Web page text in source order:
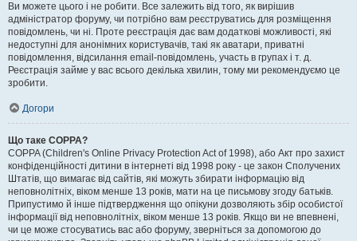
Ви можете цього і не робити. Все залежить від того, як вирішив
адміністратор форуму, чи потрібно вам реєструватись для розміщення
повідомлень, чи ні. Проте реєстрація дає вам додаткові можливості, які
недоступні для анонімних користувачів, такі як аватари, приватні
повідомлення, відсилання email-повідомлень, участь в групах і т. д.
Реєстрація займе у вас всього декілька хвилин, тому ми рекомендуємо це
зробити.
Догори
Що таке COPPA?
COPPA (Children's Online Privacy Protection Act of 1998), або Акт про захист
конфіденційності дитини в інтернеті від 1998 року - це закон Сполучених
Штатів, що вимагає від сайтів, які можуть збирати інформацію від
неповнолітніх, віком менше 13 років, мати на це письмову згоду батьків.
Припустимо й інше підтвердження що опікуни дозволяють збір особистої
інформації від неповнолітніх, віком менше 13 років. Якщо ви не впевнені,
чи це може стосуватись вас або форуму, зверніться за допомогою до